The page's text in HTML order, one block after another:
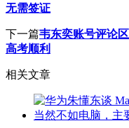
无需签证
下一篇韦东奕账号评论
高考顺利
相关文章